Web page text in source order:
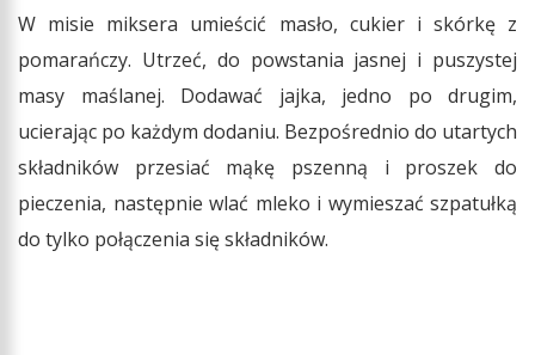
W misie miksera umieścić masło, cukier i skórkę z
pomarańczy. Utrzeć, do powstania jasnej i puszystej
masy maślanej. Dodawać jajka, jedno po drugim,
ucierając po każdym dodaniu. Bezpośrednio do utartych
składników przesiać mąkę pszenną i proszek do
pieczenia, następnie wlać mleko i wymieszać szpatułką
do tylko połączenia się składników.